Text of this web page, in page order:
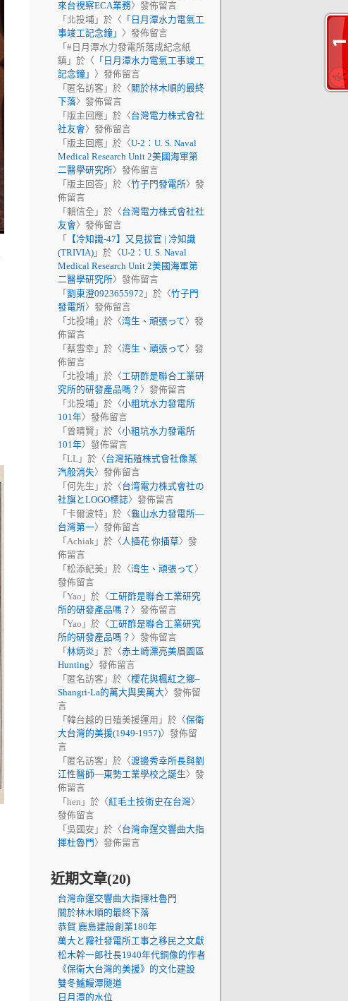
來台視察ECA業務〉發佈留言
「 北投埔 」於〈 「日月潭水力電氣工
事竣工記念鐘」 〉發佈留言
「 #日月潭水力發電所落成紀念紙
鎮 」於〈 「日月潭水力電氣工事竣工
記念鐘」 〉發佈留言
「 匿名訪客 」於〈 關於林木順的最終
下落〉發佈留言
「 版主回應 」於〈台灣電力株式會社
社友會〉發佈留言
「 版主回應 」於〈U-2：U. S. Naval
Medical Research Unit 2美國海軍第
二醫學研究所〉發佈留言
「 版主回答 」於〈竹子門發電所〉發
佈留言
「 賴信全 」於〈台灣電力株式會社社
友會〉發佈留言
「
【冷知識-47】又見拔官 | 冷知識
(TRIVIA) 」於〈U-2：U. S. Naval
Medical Research Unit 2美國海軍第
二醫學研究所〉發佈留言
「 劉東澄0923655972 」於〈竹子門
發電所〉發佈留言
「 北投埔 」於〈湾生、頑張って〉發
佈留言
「 蔡雪幸 」於〈湾生、頑張って〉發
佈留言
「 北投埔 」於〈工研酢是聯合工業研
究所的研發產品嗎？ 〉發佈留言
「 北投埔 」於〈小粗坑水力發電所
101年〉發佈留言
「 曾晴賢 」於〈小粗坑水力發電所
101年〉發佈留言
「 LL 」於〈台灣拓殖株式會社像蒸
汽般消失〉發佈留言
「 何先生 」於〈台湾電力株式會社の
社旗とLOGO標誌〉發佈留言
「 卡爾波特 」於〈龜山水力發電所—
台灣第一〉發佈留言
「 Achiak 」於〈人插花 你插草〉發
佈留言
「 松添紀美 」於〈湾生、頑張って〉
發佈留言
「 Yao 」於〈工研酢是聯合工業研究
所的研發產品嗎？ 〉發佈留言
「 Yao 」於〈工研酢是聯合工業研究
所的研發產品嗎？ 〉發佈留言
「 林炳炎 」於〈赤土崎漂亮美眉園區
Hunting〉發佈留言
「 匿名訪客 」於〈櫻花與楓紅之鄉–
Shangri-La的萬大與奧萬大〉發佈留
言
「 韓台越的日殖美援運用 」於〈保衛
大台灣的美援(1949-1957)〉發佈留
言
「 匿名訪客 」於〈渡邊秀幸所長與劉
江性醫師—東勢工業學校之誕生〉發
佈留言
「 hen 」於〈紅毛土技術史在台灣〉
發佈留言
「 吳國安 」於〈台灣命運交響曲大指
揮杜魯門 〉發佈留言
近期文章(20)
台灣命運交響曲大指揮杜魯門
關於林木順的最終下落
恭賀 鹿島建設創業180年
萬大と霧社發電所工事之移民之文獻
松木幹一郎社長1940年代銅像的作者
《保衛大台灣的美援》的文化建設
雙冬鱸鰻潭隧道
日月潭的水位